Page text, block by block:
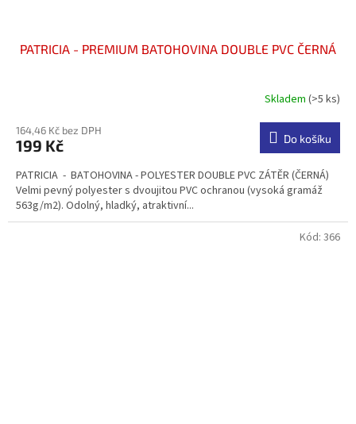
PATRICIA - PREMIUM BATOHOVINA DOUBLE PVC ČERNÁ
produktu
je
z
5
hvězdiček.
Skladem(>5 ks)
164,46 Kč bez DPH
199 Kč Do košíku
PATRICIA - BATOHOVINA - POLYESTER DOUBLE PVC ZÁTĚR (ČERNÁ)
Velmi pevný polyester s dvoujitou PVC ochranou (vysoká gramáž
563g/m2). Odolný, hladký, atraktivní...
Kód: 366